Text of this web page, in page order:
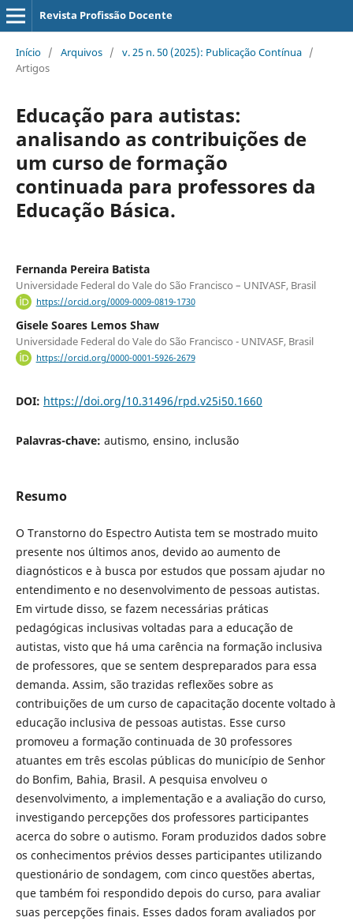
Revista Profissão Docente
Início / Arquivos / v. 25 n. 50 (2025): Publicação Contínua /
Artigos
Educação para autistas:
analisando as contribuições de
um curso de formação
continuada para professores da
Educação Básica.
Fernanda Pereira Batista
Universidade Federal do Vale do São Francisco – UNIVASF, Brasil
https://orcid.org/0009-0009-0819-1730
Gisele Soares Lemos Shaw
Universidade Federal do Vale do São Francisco - UNIVASF, Brasil
https://orcid.org/0000-0001-5926-2679
DOI: https://doi.org/10.31496/rpd.v25i50.1660
Palavras-chave: autismo, ensino, inclusão
Resumo
O Transtorno do Espectro Autista tem se mostrado muito
presente nos últimos anos, devido ao aumento de
diagnósticos e à busca por estudos que possam ajudar no
entendimento e no desenvolvimento de pessoas autistas.
Em virtude disso, se fazem necessárias práticas
pedagógicas inclusivas voltadas para a educação de
autistas, visto que há uma carência na formação inclusiva
de professores, que se sentem despreparados para essa
demanda. Assim, são trazidas reflexões sobre as
contribuições de um curso de capacitação docente voltado à
educação inclusiva de pessoas autistas. Esse curso
promoveu a formação continuada de 30 professores
atuantes em três escolas públicas do município de Senhor
do Bonfim, Bahia, Brasil. A pesquisa envolveu o
desenvolvimento, a implementação e a avaliação do curso,
investigando percepções dos professores participantes
acerca do sobre o autismo. Foram produzidos dados sobre
os conhecimentos prévios desses participantes utilizando
questionário de sondagem, com cinco questões abertas,
que também foi respondido depois do curso, para avaliar
suas percepções finais. Esses dados foram avaliados por